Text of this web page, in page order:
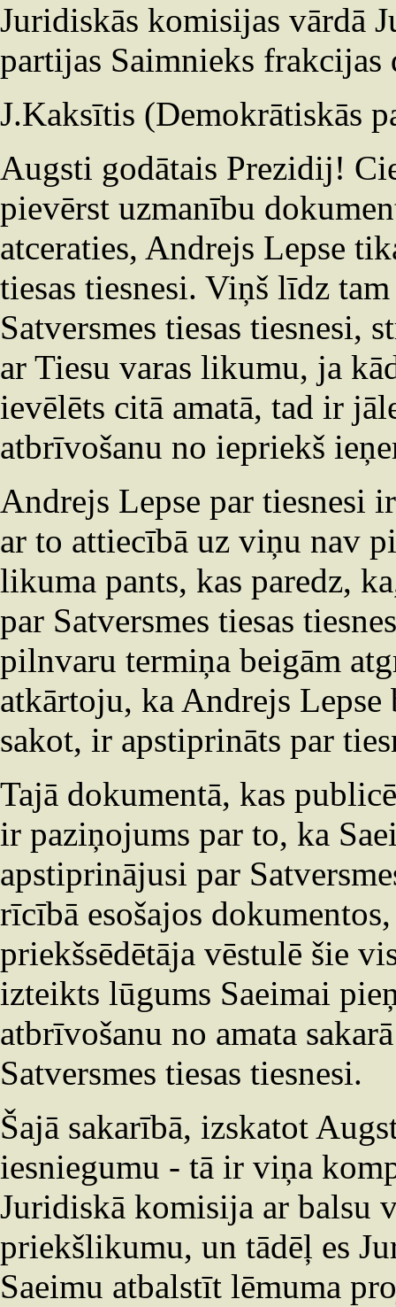
Juridiskās komisijas vārdā
partijas Saimnieks frakcijas
J.Kaksītis (Demokrātiskās
Augsti godātais Prezidij!
pievērst uzmanību
atceraties, Andrejs Lepse
tiesas tiesnesi. Viņš līdz
Satversmes tiesas tiesnesi,
ar Tiesu varas likumu, ja
ievēlēts citā amatā, tad ir
atbrīvošanu no iepriekš
Andrejs Lepse par tiesnesi
ar to attiecībā uz viņu nav
likuma pants, kas paredz,
par Satversmes tiesas
pilnvaru termiņa beigām
atkārtoju, ka Andrejs
sakot, ir apstiprināts par
Tajā dokumentā, kas
ir paziņojums par to, ka
apstiprinājusi par
rīcībā esošajos
priekšsēdētāja vēstulē šie
izteikts lūgums Saeimai
atbrīvošanu no amata
Satversmes tiesas tiesnesi.
Šajā sakarībā, izskatot
iesniegumu - tā ir viņa
Juridiskā komisija ar balsu
priekšlikumu, un tādēļ es
Saeimu atbalstīt lēmuma